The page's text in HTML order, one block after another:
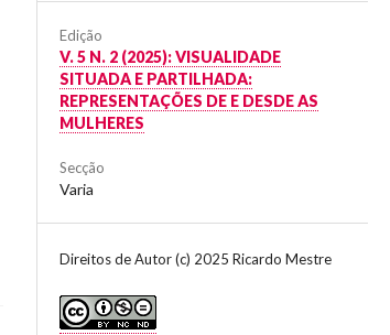
Edição
V. 5 N. 2 (2025): VISUALIDADE
SITUADA E PARTILHADA:
REPRESENTAÇÕES DE E DESDE AS
MULHERES
Secção
Varia
Direitos de Autor (c) 2025 Ricardo Mestre